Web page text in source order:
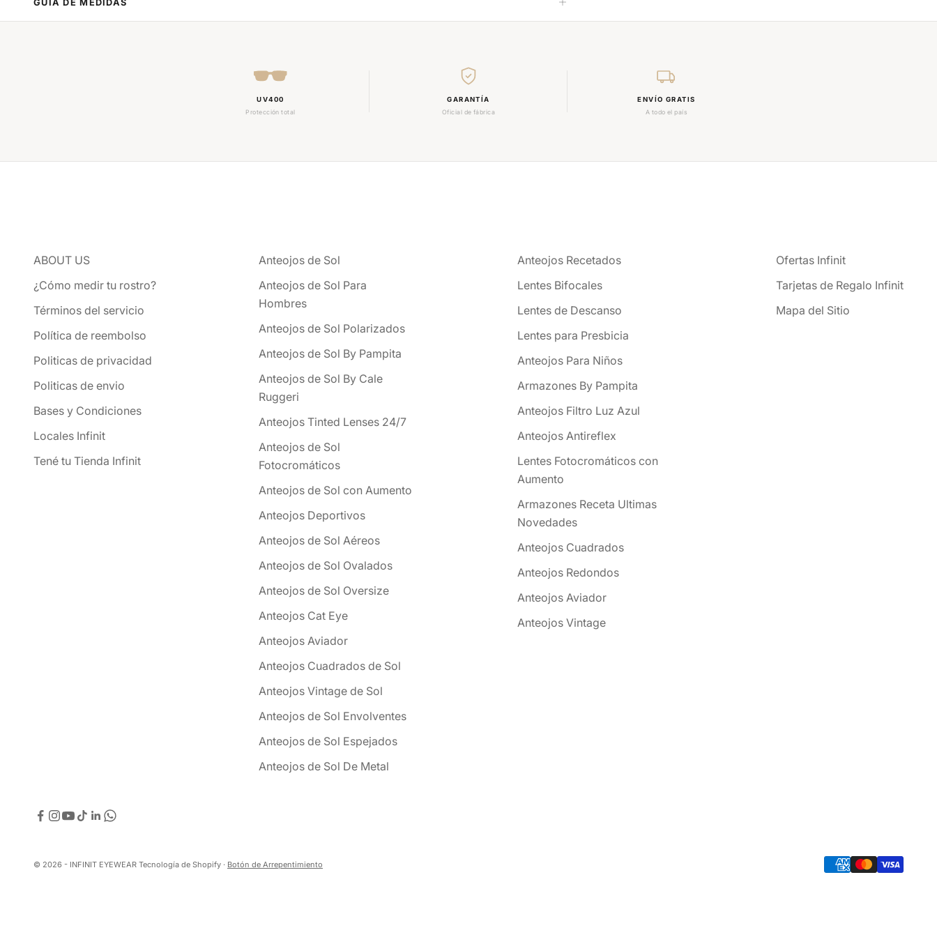
GUÍA DE MEDIDAS
UV400
Protección total
GARANTÍA
Oficial de fábrica
ENVÍO GRATIS
A todo el país
ABOUT US
¿Cómo medir tu rostro?
Términos del servicio
Política de reembolso
Politicas de privacidad
Politicas de envio
Bases y Condiciones
Locales Infinit
Tené tu Tienda Infinit
Anteojos de Sol
Anteojos de Sol Para
Hombres
Anteojos de Sol Polarizados
Anteojos de Sol By Pampita
Anteojos de Sol By Cale
Ruggeri
Anteojos Tinted Lenses 24/7
Anteojos de Sol
Fotocromáticos
Anteojos de Sol con Aumento
Anteojos Deportivos
Anteojos de Sol Aéreos
Anteojos de Sol Ovalados
Anteojos de Sol Oversize
Anteojos Cat Eye
Anteojos Aviador
Anteojos Cuadrados de Sol
Anteojos Vintage de Sol
Anteojos de Sol Envolventes
Anteojos de Sol Espejados
Anteojos de Sol De Metal
Anteojos Recetados
Lentes Bifocales
Lentes de Descanso
Lentes para Presbicia
Anteojos Para Niños
Armazones By Pampita
Anteojos Filtro Luz Azul
Anteojos Antireflex
Lentes Fotocromáticos con
Aumento
Armazones Receta Ultimas
Novedades
Anteojos Cuadrados
Anteojos Redondos
Anteojos Aviador
Anteojos Vintage
Ofertas Infinit
Tarjetas de Regalo Infinit
Mapa del Sitio
© 2026 - INFINIT EYEWEAR Tecnología de Shopify · Botón de Arrepentimiento